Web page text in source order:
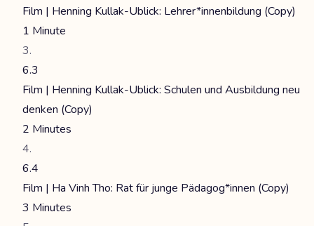
Film | Henning Kullak-Ublick: Lehrer*innenbildung (Copy)
1 Minute
6.3
Film | Henning Kullak-Ublick: Schulen und Ausbildung neu
denken (Copy)
2 Minutes
6.4
Film | Ha Vinh Tho: Rat für junge Pädagog*innen (Copy)
3 Minutes